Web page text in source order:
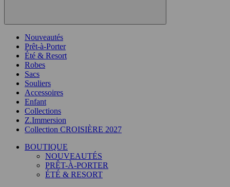
Nouveautés
Prêt-à-Porter
Été & Resort
Robes
Sacs
Souliers
Accessoires
Enfant
Collections
Z.Immersion
Collection CROISIÈRE 2027
BOUTIQUE
NOUVEAUTÉS
PRÊT-À-PORTER
ÉTÉ & RESORT